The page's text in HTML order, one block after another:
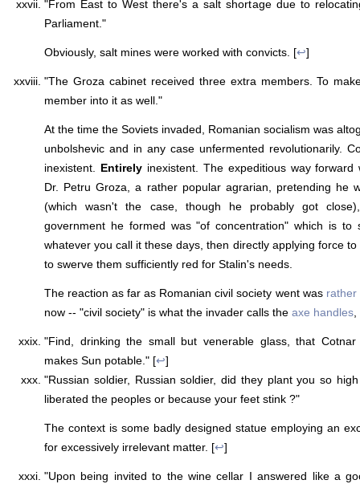
"From East to West there's a salt shortage due to
Parliament."
Obviously, salt mines were worked with convicts. [↩]
"The Groza cabinet received three extra members. To
member into it as well."
At the time the Soviets invaded, Romanian socialism was
unbolshevic and in any case unfermented revolutionarily.
inexistent. Entirelyinexistent. The expeditious way forward
Dr. Petru Groza, a rather popular agrarian, pretending he
(which wasn't the case, though he probably got
government he formed was "of concentration" which is to
whatever you call it these days, then directly applying force
to swerve them sufficiently red for Stalin's needs.
The reaction as far as Romanian civil society went was rather
now -- "civil society" is what the invader calls the axe handles
"Find, drinking the small but venerable glass, that
makes Sun potable." [↩]
"Russian soldier, Russian soldier, did they plant you so
liberated the peoples or because your feet stink ?"
The context is some badly designed statue employing an
for excessively irrelevant matter. [↩]
"Upon being invited to the wine cellar I answered like a